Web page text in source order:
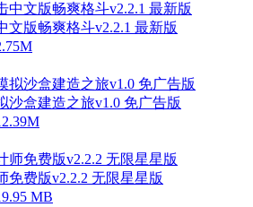
文版畅爽格斗v2.2.1 最新版
沙盒建造之旅v1.0 免广告版
免费版v2.2.2 无限星星版
MB